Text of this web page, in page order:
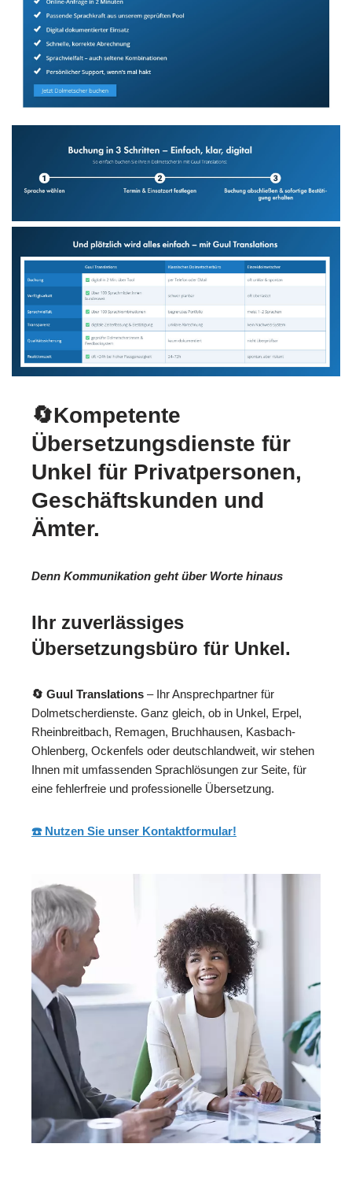
🔄Kompetente
Übersetzungsdienste für
Unkel für Privatpersonen,
Geschäftskunden und
Ämter.
Denn Kommunikation geht über Worte hinaus
Ihr zuverlässiges
Übersetzungsbüro für Unkel.
🔄 Guul Translations – Ihr Ansprechpartner für
Dolmetscherdienste. Ganz gleich, ob in Unkel, Erpel,
Rheinbreitbach, Remagen, Bruchhausen, Kasbach-
Ohlenberg, Ockenfels oder deutschlandweit, wir stehen
Ihnen mit umfassenden Sprachlösungen zur Seite, für
eine fehlerfreie und professionelle Übersetzung.
☎️ Nutzen Sie unser Kontaktformular!